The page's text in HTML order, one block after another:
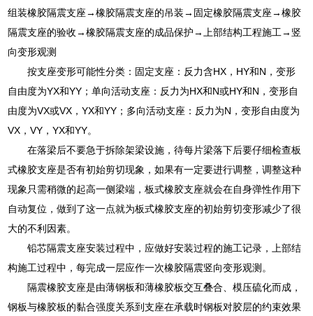
组装橡胶隔震支座→橡胶隔震支座的吊装→固定橡胶隔震支座→橡胶
隔震支座的验收→橡胶隔震支座的成品保护→上部结构工程施工→竖
向变形观测
按支座变形可能性分类：固定支座：反力含HX，HY和N，变形
自由度为YX和YY；单向活动支座：反力为HX和N或HY和N，变形自
由度为VX或VX，YX和YY；多向活动支座：反力为N，变形自由度为
VX，VY，YX和YY。
在落梁后不要急于拆除架梁设施，待每片梁落下后要仔细检查板
式橡胶支座是否有初始剪切现象，如果有一定要进行调整，调整这种
现象只需稍微的起高一侧梁端，板式橡胶支座就会在自身弹性作用下
自动复位，做到了这一点就为板式橡胶支座的初始剪切变形减少了很
大的不利因素。
铅芯隔震支座安装过程中，应做好安装过程的施工记录，上部结
构施工过程中，每完成一层应作一次橡胶隔震竖向变形观测。
隔震橡胶支座是由薄钢板和薄橡胶板交互叠合、模压硫化而成，
钢板与橡胶板的黏合强度关系到支座在承载时钢板对胶层的约束效果